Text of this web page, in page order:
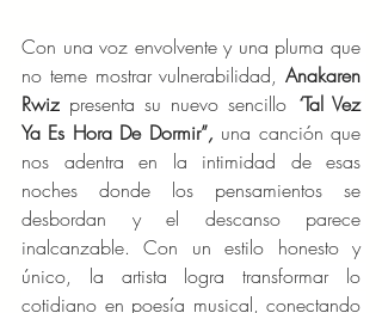
Con una voz envolvente y una pluma que
no teme mostrar vulnerabilidad, Anakaren
Rwiz presenta su nuevo sencillo “Tal Vez
Ya Es Hora De Dormir”, una canción que
nos adentra en la intimidad de esas
noches donde los pensamientos se
desbordan y el descanso parece
inalcanzable. Con un estilo honesto y
único, la artista logra transformar lo
cotidiano en poesía musical, conectando